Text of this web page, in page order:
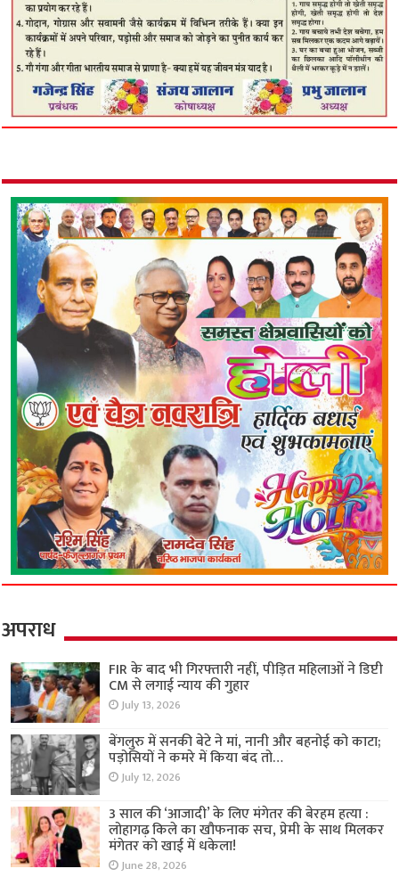
अपराध
FIR के बाद भी गिरफ्तारी नहीं, पीड़ित महिलाओं ने डिप्टी
CM से लगाई न्याय की गुहार
July 13, 2026
बेंगलुरु में सनकी बेटे ने मां, नानी और बहनोई को काटा;
पड़ोसियों ने कमरे में किया बंद तो…
July 12, 2026
3 साल की ‘आजादी’ के लिए मंगेतर की बेरहम हत्या :
लोहागढ़ किले का खौफनाक सच, प्रेमी के साथ मिलकर
मंगेतर को खाई में धकेला!
June 28, 2026